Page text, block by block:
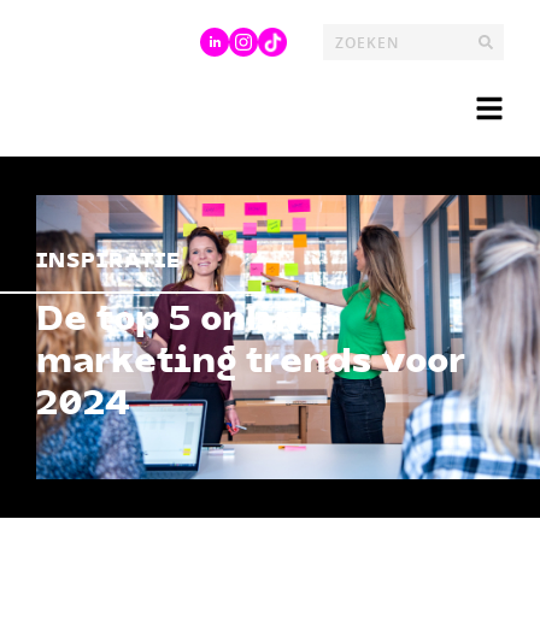
INSPIRATIE
De top 5 online
marketing trends voor
2024